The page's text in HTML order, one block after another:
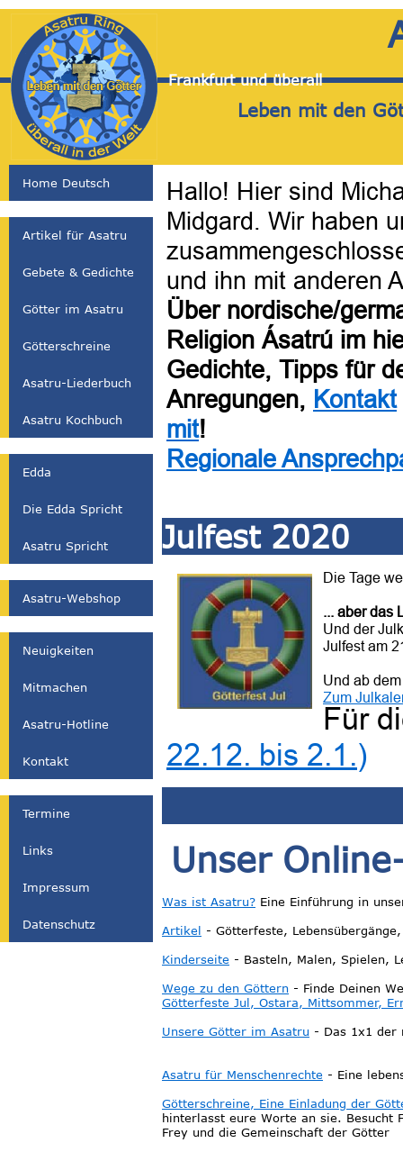
Frankfurt und überall
Leben mit den
Hallo! Hier sind
Midgard. Wir haben
und ihn mit anderen
Über nordische/
Religion Ásatrú im
Gedichte, Tipps für
Anregungen, Kontakt
mit!
Regionale
Julfest 2020
Die Tage
... aber das
Und der
Julfest am
Und ab
Zum
Für
22.12. bis 2.1.)
Unser
Was ist Asatru? Eine Einführung in
Artikel - Götterfeste,
Kinderseite - Basteln, Malen, Spielen,
Wege zu den Göttern - Finde Deinen
Götterfeste Jul, Ostara, Mittsommer,
Unsere Götter im Asatru - Das 1x1 der
Asatru für Menschenrechte - Eine
Götterschreine, Eine Einladung der
hinterlasst eure Worte an sie. Besucht
Frey und die Gemeinschaft der Götter
Home Deutsch
Artikel für Asatru
Gebete & Gedichte
Götter im Asatru
Götterschreine
Asatru-Liederbuch
Asatru Kochbuch
Edda
Die Edda Spricht
Asatru Spricht
Asatru-Webshop
Neuigkeiten
Mitmachen
Asatru-Hotline
Kontakt
Termine
Links
Impressum
Datenschutz